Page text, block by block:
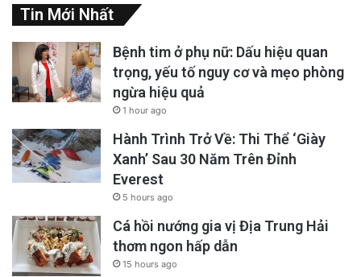
Tin Mới Nhất
Bệnh tim ở phụ nữ: Dấu hiệu quan
trọng, yếu tố nguy cơ và mẹo phòng
ngừa hiệu quả
1 hour ago
Hành Trình Trở Về: Thi Thể ‘Giày
Xanh’ Sau 30 Năm Trên Đỉnh
Everest
5 hours ago
Cá hồi nướng gia vị Địa Trung Hải
thơm ngon hấp dẫn
15 hours ago